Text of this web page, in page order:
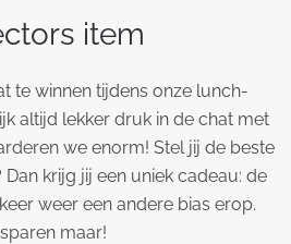
item
te winnen tijdens onze lunch-
altijd lekker druk in de chat met
we enorm! Stel jij de beste
krijg jij een uniek cadeau: de
weer een andere bias erop.
maar!